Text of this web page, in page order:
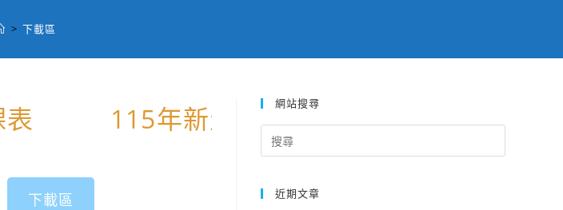
> 下載區
115年新生訓練專車票價及路線表(含站
下載區
網站搜尋
for:
近期文章